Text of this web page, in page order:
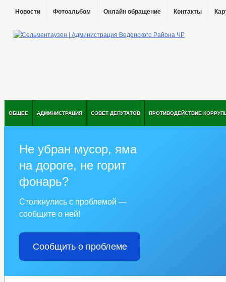
Новости Фотоальбом Онлайн обращение Контакты
ОБЩЕЕ АДМИНИСТРАЦИЯ СОВЕТ ДЕПУТАТОВ ПРОТИВОДЕЙСТВИЕ
Не убран мусор, яма
на дороге, не горит
фонарь?
Столкнулись с проблемой —
сообщите о ней!
Сообщить о проблеме